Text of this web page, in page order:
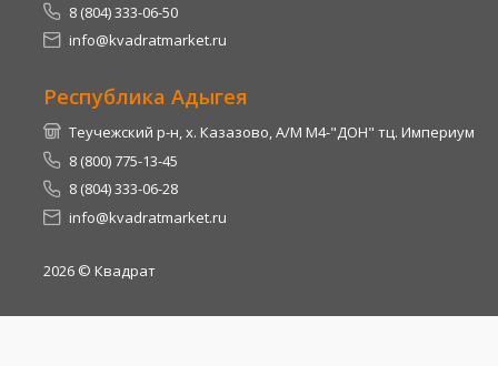
8 (804) 333-06-50
info@kvadratmarket.ru
Республика Адыгея
Теучежский р-н, х. Казазово, А/М М4-"ДОН" тц. Империум
8 (800) 775-13-45
8 (804) 333-06-28
info@kvadratmarket.ru
2026 © Квадрат